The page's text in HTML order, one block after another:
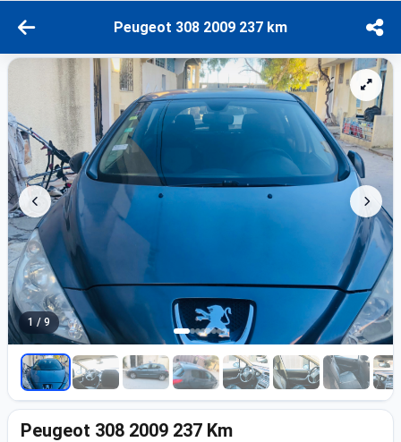
Peugeot 308 2009 237 km
1 / 9
Peugeot 308 2009 237 Km